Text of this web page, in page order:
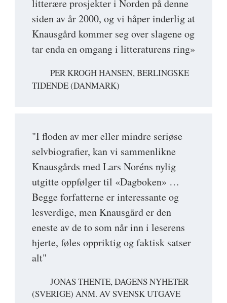
litterære prosjekter i Norden på denne
siden av år 2000, og vi håper inderlig at
Knausgård kommer seg over slagene og
tar enda en omgang i litteraturens ring»
PER KROGH HANSEN, BERLINGSKE
TIDENDE (DANMARK)
"I floden av mer eller mindre seriøse
selvbiografier, kan vi sammenlikne
Knausgårds med Lars Noréns nylig
utgitte oppfølger til «Dagboken» …
Begge forfatterne er interessante og
lesverdige, men Knausgård er den
eneste av de to som når inn i leserens
hjerte, føles oppriktig og faktisk satser
alt"
JONAS THENTE, DAGENS NYHETER
(SVERIGE) ANM. AV SVENSK UTGAVE